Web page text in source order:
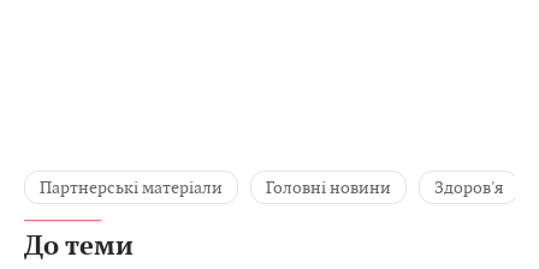
Партнерські матеріали Головні новини Здоров'я
До теми